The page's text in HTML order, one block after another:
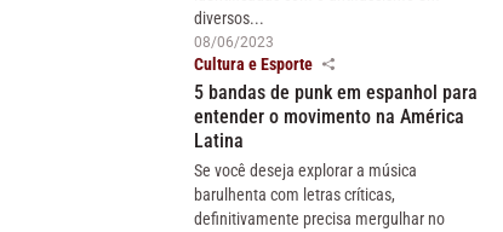
diversos...
08/06/2023
Cultura e Esporte
5 bandas de punk em espanhol para
entender o movimento na América
Latina
Se você deseja explorar a música
barulhenta com letras críticas,
definitivamente precisa mergulhar no